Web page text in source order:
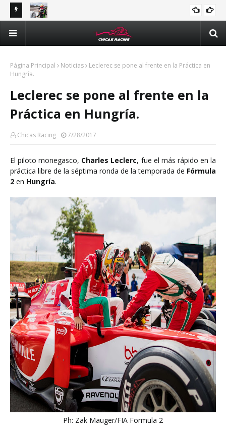
Majo Rodríguez apunta a seguir escalando posiciones en
Challenge Series durante la visita a Querétaro
Página Principal Noticias
Leclerec se pone al frente en la Práctica en
Hungría.
Leclerec se pone al frente en la
Práctica en Hungría.
Chicas Racing 7/28/2017
El piloto monegasco, Charles Leclerc, fue el más rápido en la
práctica libre de la séptima ronda de la temporada de Fórmula
2 en Hungría.
Ph: Zak Mauger/FIA Formula 2